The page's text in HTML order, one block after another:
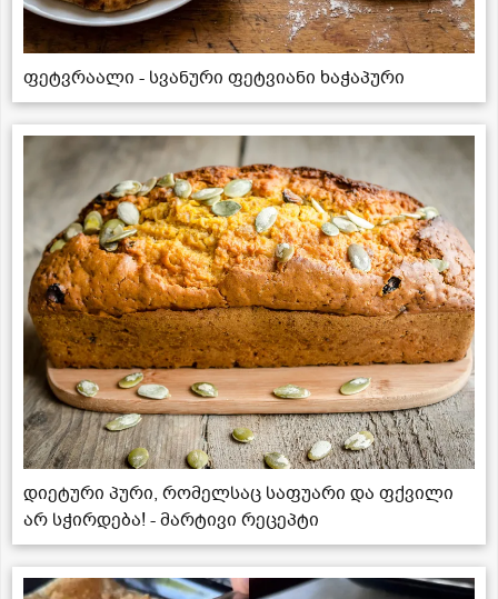
ფეტვრაალი - სვანური ფეტვიანი ხაჭაპური
დიეტური პური, რომელსაც საფუარი და ფქვილი
არ სჭირდება! - მარტივი რეცეპტი